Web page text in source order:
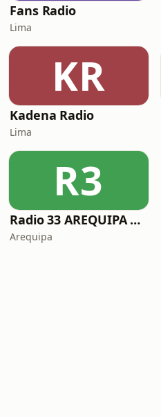
Fans Radio
Lima
KR
Kadena Radio
Lima
R3
Radio 33 AREQUIPA RMX
Arequipa